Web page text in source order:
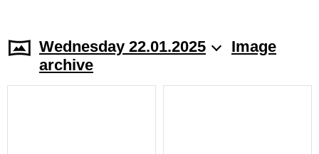
Wednesday 22.01.2025
Image
archive